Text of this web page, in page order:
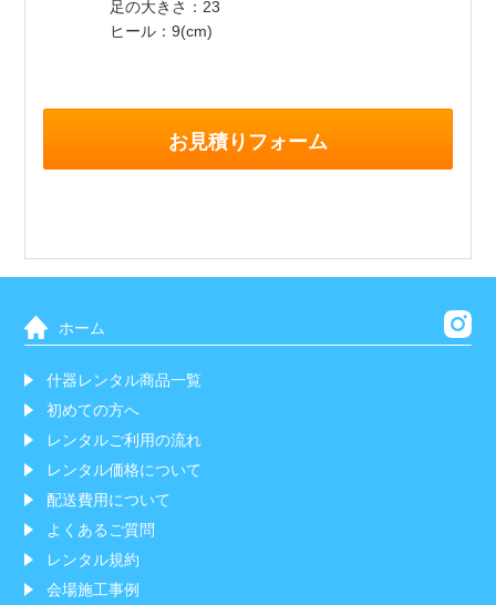
足の大きさ：23
ヒール：9(cm)
お見積りフォーム
ホーム
什器レンタル商品一覧
初めての方へ
レンタルご利用の流れ
レンタル価格について
配送費用について
よくあるご質問
レンタル規約
会場施工事例